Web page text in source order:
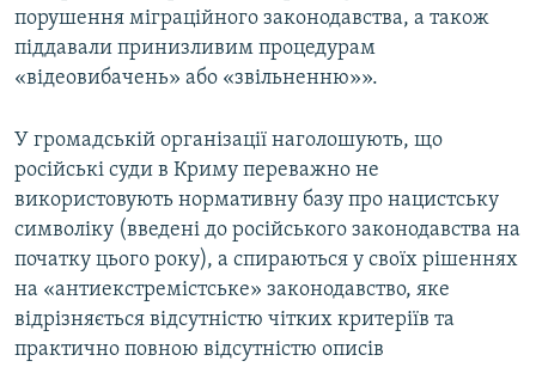
порушення міграційного законодавства, а також
піддавали принизливим процедурам
«відеовибачень» або «звільненню»».
У громадській організації наголошують, що
російські суди в Криму переважно не
використовують нормативну базу про нацистську
символіку (введені до російського законодавства на
початку цього року), а спираються у своїх рішеннях
на «антиекстремістське» законодавство, яке
відрізняється відсутністю чітких критеріїв та
практично повною відсутністю описів